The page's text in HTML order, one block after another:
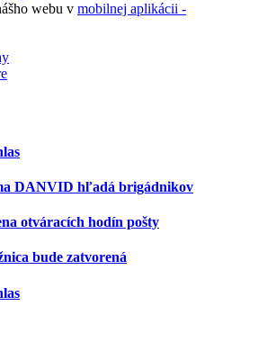
webu v mobilnej aplikácii -
DANVID hľadá brigádnikov
otváracích hodín pošty
bude zatvorená